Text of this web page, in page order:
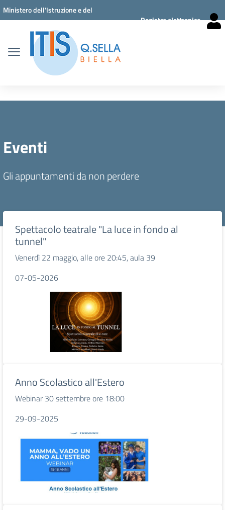
Vai ai contenuti
Vai al menu di navigazione
Vai al footer
Ministero dell'Istruzione e del
Registro elettronico
Eventi
Gli appuntamenti da non perdere
Spettacolo teatrale "La luce in fondo al
tunnel"
Venerdì 22 maggio, alle ore 20:45, aula 39
07-05-2026
Anno Scolastico all'Estero
Webinar 30 settembre ore 18:00
29-09-2025